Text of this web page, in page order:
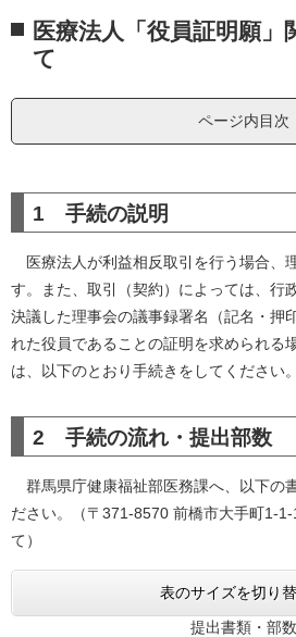
文
医療法人「役員証明願」
て
ページ内目次
1 手続の説明
医療法人が利益相反取引を行う場合、
す。また、取引（契約）によっては、行
決議した理事会の議事録署名（記名・押
れた役員であることの証明を求められる
は、以下のとおり手続きをしてください。
2 手続の流れ・提出部数
群馬県庁健康福祉部医務課へ、以下の
ださい。（〒371-8570 前橋市大手町1-
て）
表のサイズを切り
提出書類・部数